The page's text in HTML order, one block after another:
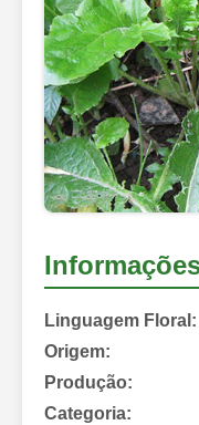
Linguagem Floral:
Origem:
Produção:
Categoria: